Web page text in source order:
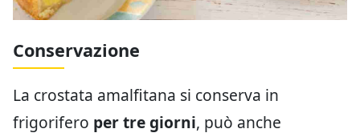
Conservazione
La crostata amalfitana si conserva in
frigorifero per tre giorni, può anche